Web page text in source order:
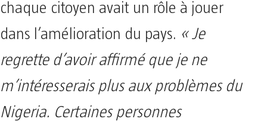
chaque citoyen avait un rôle à jouer
dans l’amélioration du pays. « Je
regrette d’avoir affirmé que je ne
m’intéresserais plus aux problèmes du
Nigeria. Certaines personnes